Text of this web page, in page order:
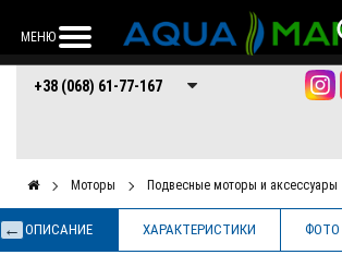
МЕНЮ
+38 (068) 61-77-
167
+38 (066) 61-77-
+38 (068) 61-77-167
Моторы Подвесные моторы и аксессуары
ОПИСАНИЕ ХАРАКТЕРИСТИКИ ФОТО